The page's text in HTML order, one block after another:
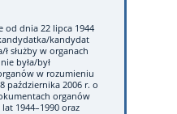
od dnia 22 lipca 1944
kandydat
ł służby w organach
była/był
w rozumieniu
października 2006 r. o
organów
1944–1990 oraz